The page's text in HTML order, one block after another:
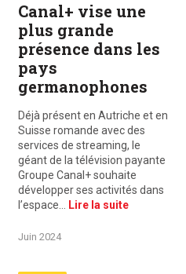
Canal+ vise une
plus grande
présence dans les
pays
germanophones
Déjà présent en Autriche et en
Suisse romande avec des
services de streaming, le
géant de la télévision payante
Groupe Canal+ souhaite
développer ses activités dans
l’espace…
Lire la suite
Juin 2024